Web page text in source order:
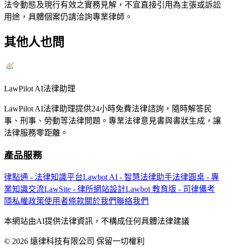
法令動態及現行有效之實務見解，不宜直接引用為主張或訴訟
用途，具體個案仍請洽詢專業律師。
其他人也問
LawPilot AI法律助理
LawPilot AI法律助理提供24小時免費法律諮詢，隨時解答民
事、刑事、勞動等法律問題。專業法律意見書與書狀生成，讓
法律服務零距離。
產品服務
律點通 - 法律知識平台Lawbot AI - 智慧法律助手法律圓桌 - 專
業知識交流LawSite - 律所網站設計Lawbot 教育版 - 司律備考
隱私權政策使用者條款關於我們聯絡我們
本網站由AI提供法律資訊，不構成任何具體法律建議
© 2026 遠律科技有限公司 保留一切權利